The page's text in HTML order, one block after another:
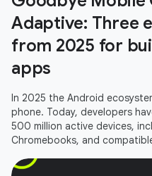
Adaptive: Three
from 2025 for
apps
In 2025 the Android
phone. Today, developers
500 million active devices,
Chromebooks, and